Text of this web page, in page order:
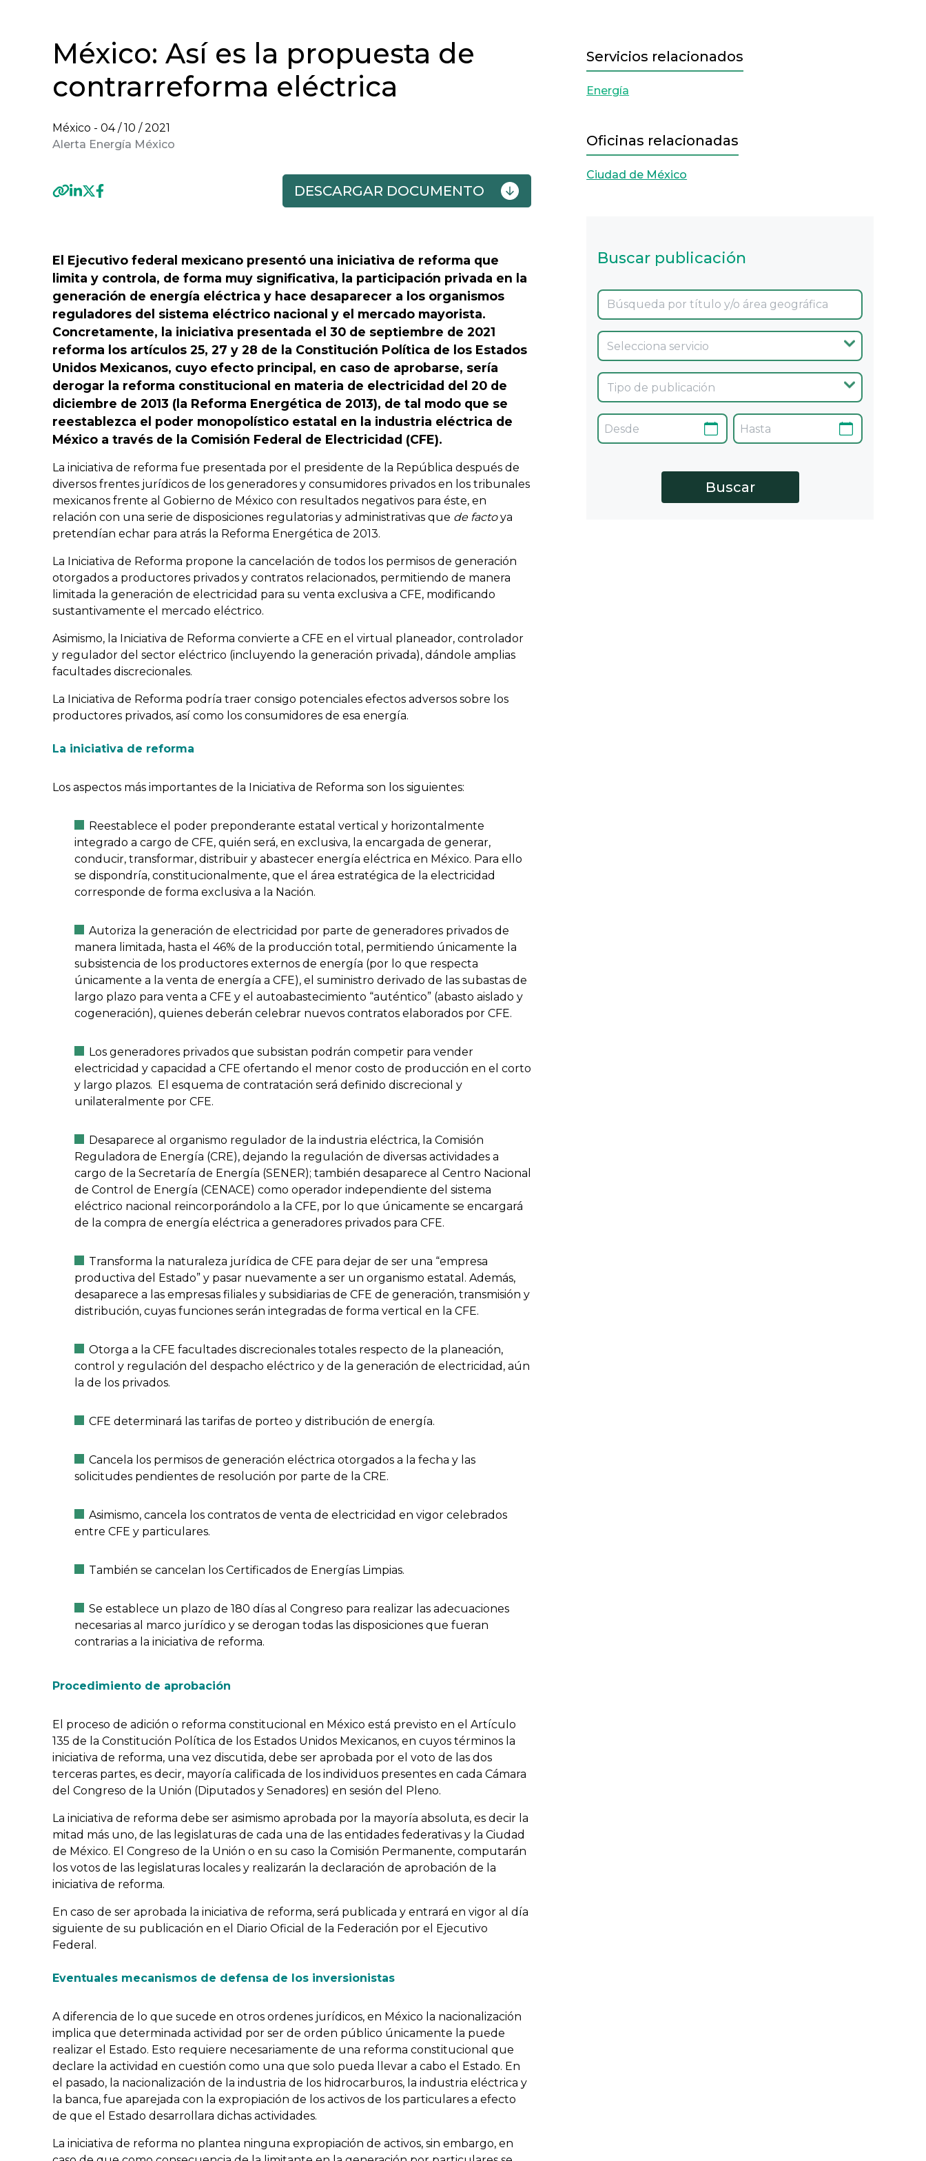
México: Así es la propuesta de
contrarreforma eléctrica
México - 04 / 10 / 2021
Alerta Energía México
DESCARGAR DOCUMENTO
El Ejecutivo federal mexicano presentó una iniciativa de reforma que
limita y controla, de forma muy significativa, la participación privada en la
generación de energía eléctrica y hace desaparecer a los organismos
reguladores del sistema eléctrico nacional y el mercado mayorista.
Concretamente, la iniciativa presentada el 30 de septiembre de 2021
reforma los artículos 25, 27 y 28 de la Constitución Política de los Estados
Unidos Mexicanos, cuyo efecto principal, en caso de aprobarse, sería
derogar la reforma constitucional en materia de electricidad del 20 de
diciembre de 2013 (la Reforma Energética de 2013), de tal modo que se
reestablezca el poder monopolístico estatal en la industria eléctrica de
México a través de la Comisión Federal de Electricidad (CFE).
La iniciativa de reforma fue presentada por el presidente de la República después de
diversos frentes jurídicos de los generadores y consumidores privados en los tribunales
mexicanos frente al Gobierno de México con resultados negativos para éste, en
relación con una serie de disposiciones regulatorias y administrativas que de factoya
pretendían echar para atrás la Reforma Energética de 2013.
La Iniciativa de Reforma propone la cancelación de todos los permisos de generación
otorgados a productores privados y contratos relacionados, permitiendo de manera
limitada la generación de electricidad para su venta exclusiva a CFE, modificando
sustantivamente el mercado eléctrico.
Asimismo, la Iniciativa de Reforma convierte a CFE en el virtual planeador, controlador
y regulador del sector eléctrico (incluyendo la generación privada), dándole amplias
facultades discrecionales.
La Iniciativa de Reforma podría traer consigo potenciales efectos adversos sobre los
productores privados, así como los consumidores de esa energía.
La iniciativa de reforma
Los aspectos más importantes de la Iniciativa de Reforma son los siguientes:
Reestablece el poder preponderante estatal vertical y horizontalmente
integrado a cargo de CFE, quién será, en exclusiva, la encargada de generar,
conducir, transformar, distribuir y abastecer energía eléctrica en México. Para ello
se dispondría, constitucionalmente, que el área estratégica de la electricidad
corresponde de forma exclusiva a la Nación.
Autoriza la generación de electricidad por parte de generadores privados de
manera limitada, hasta el 46% de la producción total, permitiendo únicamente la
subsistencia de los productores externos de energía (por lo que respecta
únicamente a la venta de energía a CFE), el suministro derivado de las subastas de
largo plazo para venta a CFE y el autoabastecimiento “auténtico” (abasto aislado y
cogeneración), quienes deberán celebrar nuevos contratos elaborados por CFE.
Los generadores privados que subsistan podrán competir para vender
electricidad y capacidad a CFE ofertando el menor costo de producción en el corto
y largo plazos. El esquema de contratación será definido discrecional y
unilateralmente por CFE.
Desaparece al organismo regulador de la industria eléctrica, la Comisión
Reguladora de Energía (CRE), dejando la regulación de diversas actividades a
cargo de la Secretaría de Energía (SENER); también desaparece al Centro Nacional
de Control de Energía (CENACE) como operador independiente del sistema
eléctrico nacional reincorporándolo a la CFE, por lo que únicamente se encargará
de la compra de energía eléctrica a generadores privados para CFE.
Transforma la naturaleza jurídica de CFE para dejar de ser una “empresa
productiva del Estado” y pasar nuevamente a ser un organismo estatal. Además,
desaparece a las empresas filiales y subsidiarias de CFE de generación, transmisión y
distribución, cuyas funciones serán integradas de forma vertical en la CFE.
Otorga a la CFE facultades discrecionales totales respecto de la planeación,
control y regulación del despacho eléctrico y de la generación de electricidad, aún
la de los privados.
CFE determinará las tarifas de porteo y distribución de energía.
Cancela los permisos de generación eléctrica otorgados a la fecha y las
solicitudes pendientes de resolución por parte de la CRE.
Asimismo, cancela los contratos de venta de electricidad en vigor celebrados
entre CFE y particulares.
También se cancelan los Certificados de Energías Limpias.
Se establece un plazo de 180 días al Congreso para realizar las adecuaciones
necesarias al marco jurídico y se derogan todas las disposiciones que fueran
contrarias a la iniciativa de reforma.
Procedimiento de aprobación
El proceso de adición o reforma constitucional en México está previsto en el Artículo
135 de la Constitución Política de los Estados Unidos Mexicanos, en cuyos términos la
iniciativa de reforma, una vez discutida, debe ser aprobada por el voto de las dos
terceras partes, es decir, mayoría calificada de los individuos presentes en cada Cámara
del Congreso de la Unión (Diputados y Senadores) en sesión del Pleno.
La iniciativa de reforma debe ser asimismo aprobada por la mayoría absoluta, es decir la
mitad más uno, de las legislaturas de cada una de las entidades federativas y la Ciudad
de México. El Congreso de la Unión o en su caso la Comisión Permanente, computarán
los votos de las legislaturas locales y realizarán la declaración de aprobación de la
iniciativa de reforma.
En caso de ser aprobada la iniciativa de reforma, será publicada y entrará en vigor al día
siguiente de su publicación en el Diario Oficial de la Federación por el Ejecutivo
Federal.
Eventuales mecanismos de defensa de los inversionistas
A diferencia de lo que sucede en otros ordenes jurídicos, en México la nacionalización
implica que determinada actividad por ser de orden público únicamente la puede
realizar el Estado. Esto requiere necesariamente de una reforma constitucional que
declare la actividad en cuestión como una que solo pueda llevar a cabo el Estado. En
el pasado, la nacionalización de la industria de los hidrocarburos, la industria eléctrica y
la banca, fue aparejada con la expropiación de los activos de los particulares a efecto
de que el Estado desarrollara dichas actividades.
La iniciativa de reforma no plantea ninguna expropiación de activos, sin embargo, en
Servicios relacionados
Energía
Oficinas relacionadas
Ciudad de México
Buscar publicación